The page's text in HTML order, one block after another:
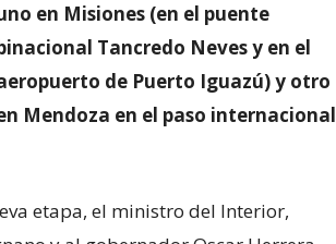
en Misiones (en el puente
Tancredo Neves y en el
de Puerto Iguazú) y otro
Mendoza en el paso internacional
etapa, el ministro del Interior,